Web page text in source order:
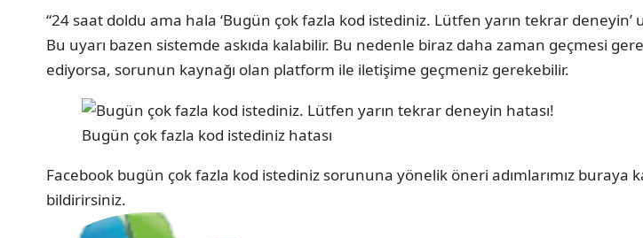
“24 saat doldu ama hala ‘Bugün çok fazla kod istediniz. Lütfen yarın tekrar deneyin’
Bu uyarı bazen sistemde askıda kalabilir. Bu nedenle biraz daha zaman geçmesi
ediyorsa, sorunun kaynağı olan platform ile iletişime geçmeniz gerekebilir.
Bugün çok fazla kod istediniz hatası
Facebook bugün çok fazla kod istediniz sorununa yönelik öneri adımlarımız
bildirirsiniz.